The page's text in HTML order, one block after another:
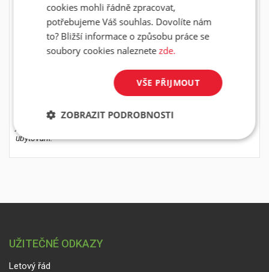
Hotel situovaný na útesu, přímo nad vyhlášenou pláží s
jemným světlým pískem, se nachází přibližně 45 km od
letiště. Pro aktivní dovolenou je k dispozici posilovna,
víceúčelové hřiště (pro tenis, basket, fotbal, nebo beach
volejbal), stolní tenis, aerobik, pétanque, shuffleboard.
Na pláži je možné využít nabídku vodních sportů a v
okruhu kolem 10 km se nachází několik golfových hřišť.
* Informace v tomto článku se mohou lišit od aktuálních informací,
ubytování.
UŽITEČNÉ ODKAZY
Letový řád
cookies mohli řádně zpracovat,
potřebujeme Váš souhlas. Dovolíte nám
to? Bližší informace o způsobu práce se
soubory cookies naleznete zde.
VŠE PŘIJMOUT
ZOBRAZIT PODROBNOSTI